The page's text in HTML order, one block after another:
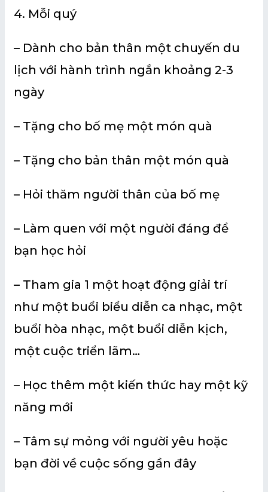
4. Mỗi quý
– Dành cho bản thân một chuyến du
lịch với hành trình ngắn khoảng 2-3
ngày
– Tặng cho bố mẹ một món quà
– Tặng cho bản thân một món quà
– Hỏi thăm người thân của bố mẹ
– Làm quen với một người đáng để
bạn học hỏi
– Tham gia 1 một hoạt động giải trí
như một buổi biểu diễn ca nhạc, một
buổi hòa nhạc, một buổi diễn kịch,
một cuộc triển lãm…
– Học thêm một kiến thức hay một kỹ
năng mới
– Tâm sự mỏng với người yêu hoặc
bạn đời về cuộc sống gần đây